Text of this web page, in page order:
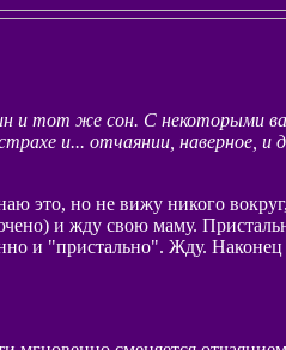
и тот же сон. С некоторыми
и... отчаянии, наверное,
это, но не вижу никого
и жду свою маму.
и "пристально". Жду.